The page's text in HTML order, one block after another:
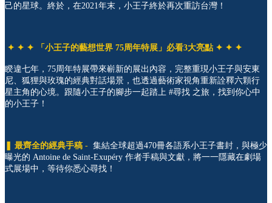
己的星球。終於，在2021年末，小王子終於再次重訪台灣！
✦ ✦ ✦ 「小王子的藝想世界 75周年特展」必看3大亮點 ✦ ✦ ✦
睽違七年，75周年特展帶來嶄新的展出內容，完整重現小王子與安東
尼、狐狸與玫瑰的經典對話場景，也透過藝術家視角重新詮釋六顆行
星主角的心境。跟隨小王子的腳步一起踏上 #尋找 之旅，找到你心中
的小王子！
最齊全的經典手稿 - 集結全球超過470冊各語系小王子書封，與極少
曝光的 Antoine de Saint-Exupéry 作者手稿與文獻，將一一隱藏在劇場
式展場中，等待你悉心尋找！